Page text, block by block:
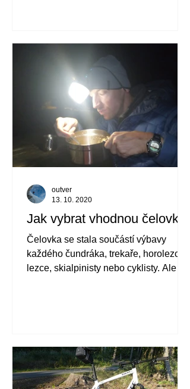
Jak vybrat vhodnou čelovku
Čelovka se stala součástí výbavy
každého čundráka, trekaře, horolezce,
lezce, skialpinisty nebo cyklisty. Ale
outver
13. 10. 2020